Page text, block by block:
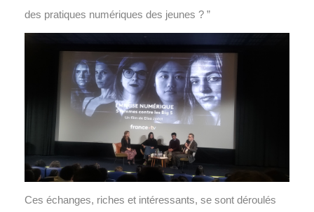
des pratiques numériques des jeunes ? ”
Ces échanges, riches et intéressants, se sont déroulés